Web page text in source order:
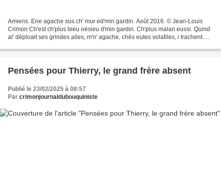
Amiens. Ene agache sus ch' mur ed'min gardin. Août 2016. © Jean-Louis
Crimon Ch'est ch'plus bieu oésieu d'min gardin. Ch'plus malan eussi. Quind
al' déploait ses grindes ailes, m'n' agache, chés eutes volatiles, i trachent.
Pensées pour Thierry, le grand frère absent
Publié le 23/02/2025 à 08:57
Par crimonjournaldubouquiniste